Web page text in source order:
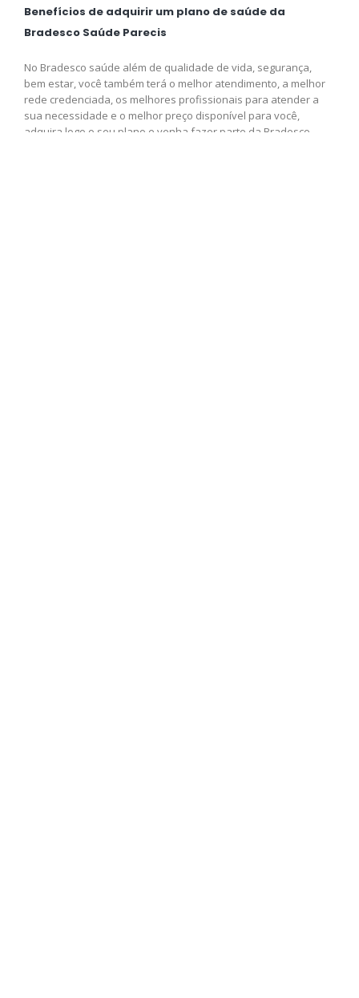
Benefícios de adquirir um plano de saúde da
Bradesco Saúde Parecis
No Bradesco saúde além de qualidade de vida, segurança,
bem estar, você também terá o melhor atendimento, a melhor
rede credenciada, os melhores profissionais para atender a
sua necessidade e o melhor preço disponível para você,
adquira logo o seu plano e venha fazer parte da Bradesco